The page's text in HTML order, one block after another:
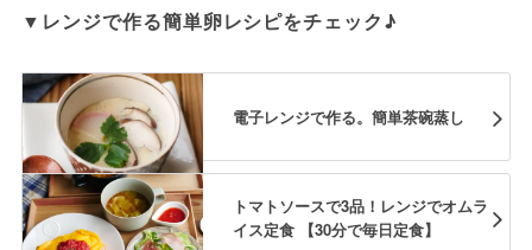
電子レンジで作る。簡単茶碗蒸し
トマトソースで3品！レンジでオムラ
イス定食 【30分で毎日定食】